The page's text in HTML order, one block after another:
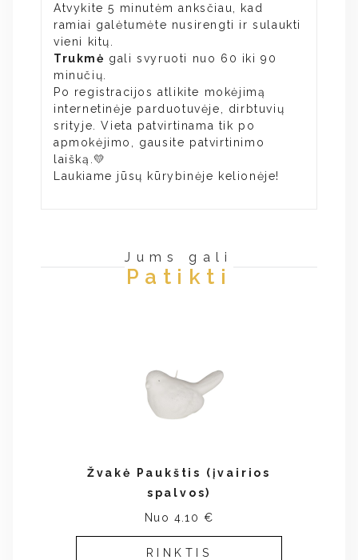
Atvykite 5 minutėm anksčiau, kad
ramiai galėtumėte nusirengti ir sulaukti
vieni kitų.
Trukmė gali svyruoti nuo 60 iki 90
minučių.
Po registracijos atlikite mokėjimą
internetinėje parduotuvėje, dirbtuvių
srityje. Vieta patvirtinama tik po
apmokėjimo, gausite patvirtinimo
laišką.💛
Laukiame jūsų kūrybinėje kelionėje!
Jums gali
Patikti
Žvakė Paukštis (įvairios
spalvos)
Nuo 4.10 €
RINKTIS